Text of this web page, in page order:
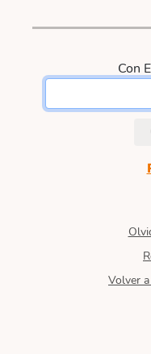
Con
Volver